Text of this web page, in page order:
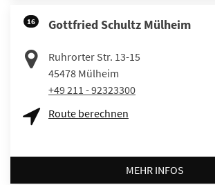
16 Gottfried Schultz Mülheim
Ruhrorter Str. 13-15
45478 Mülheim
+49 211 - 92323300
Route berechnen
MEHR INFOS